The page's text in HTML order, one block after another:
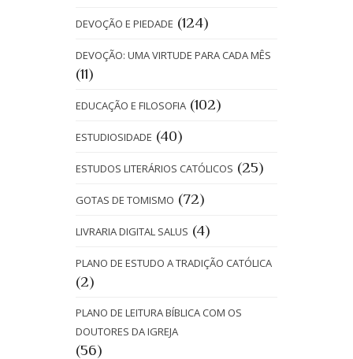
DEVOÇÃO E PIEDADE (124)
DEVOÇÃO: UMA VIRTUDE PARA CADA MÊS
(11)
EDUCAÇÃO E FILOSOFIA (102)
ESTUDIOSIDADE (40)
ESTUDOS LITERÁRIOS CATÓLICOS (25)
GOTAS DE TOMISMO (72)
LIVRARIA DIGITAL SALUS (4)
PLANO DE ESTUDO A TRADIÇÃO CATÓLICA
(2)
PLANO DE LEITURA BÍBLICA COM OS
DOUTORES DA IGREJA
(56)